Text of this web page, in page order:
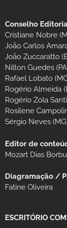
Conselho
Cristiane Nobre
João Carlos
João Zuccaratto
Nilton Guedes
Rafael Lobato
Rogério Almeida
Rogério Zola
Rosilene
Sérgio Neves
Editor de
Mozart Dias
Diagramação /
Fatine Oliveira
ESCRITÓRIO